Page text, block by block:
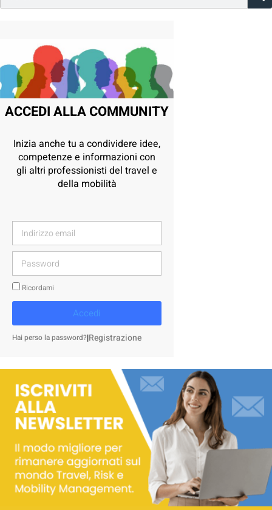
ACCEDI ALLA COMMUNITY
Inizia anche tu a condividere idee,
competenze e informazioni con
gli altri professionisti del travel e
della mobilità
Ricordami
Accedi
Hai perso la password?|Registrazione